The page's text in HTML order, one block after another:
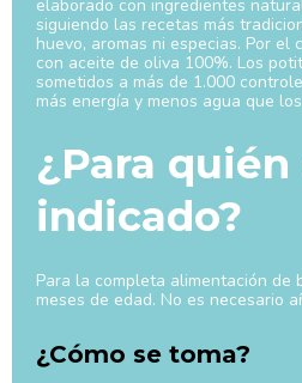
elaborado con ingredientes
siguiendo las recetas más
huevo, aromas ni especias. Por el
con aceite de oliva 100%. Los
sometidos a más de 1.000
más energía y menos agua que
¿Para quién
indicado?
Para la completa alimentación de
meses de edad. No es necesario
¿Cómo se toma?